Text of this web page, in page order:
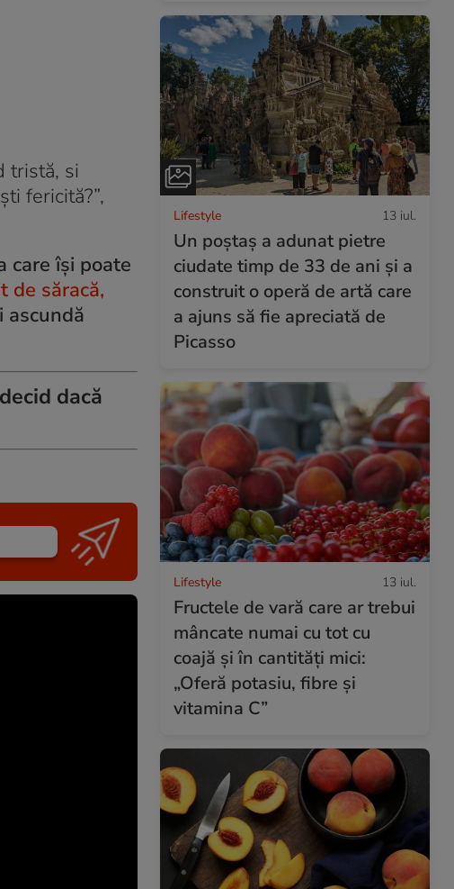
tristă, si
fericită?”,
care își poate
de săracă,
ascundă
dacă
Lifestyle 13 iul.
Un poștaș a adunat pietre
ciudate timp de 33 de ani și a
construit o operă de artă care
a ajuns să fie apreciată de
Picasso
Lifestyle 13 iul.
Fructele de vară care ar trebui
mâncate numai cu tot cu
coajă și în cantități mici:
„Oferă potasiu, fibre și
vitamina C”